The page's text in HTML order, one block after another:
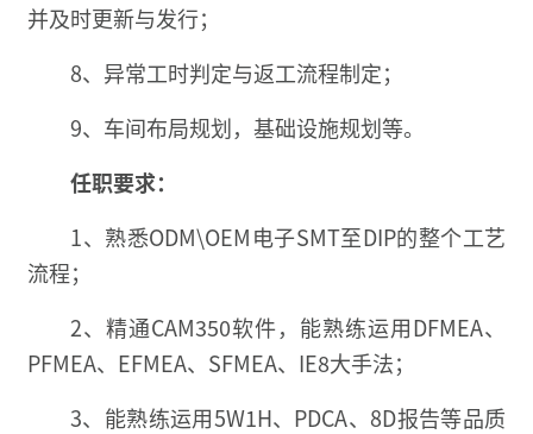
并及时更新与发行；
8、异常工时判定与返工流程制定；
9、车间布局规划，基础设施规划等。
任职要求：
1、熟悉ODM\OEM电子SMT至DIP的整个工艺
流程；
2、精通CAM350软件，能熟练运用DFMEA、
PFMEA、EFMEA、SFMEA、IE8大手法；
3、能熟练运用5W1H、PDCA、8D报告等品质